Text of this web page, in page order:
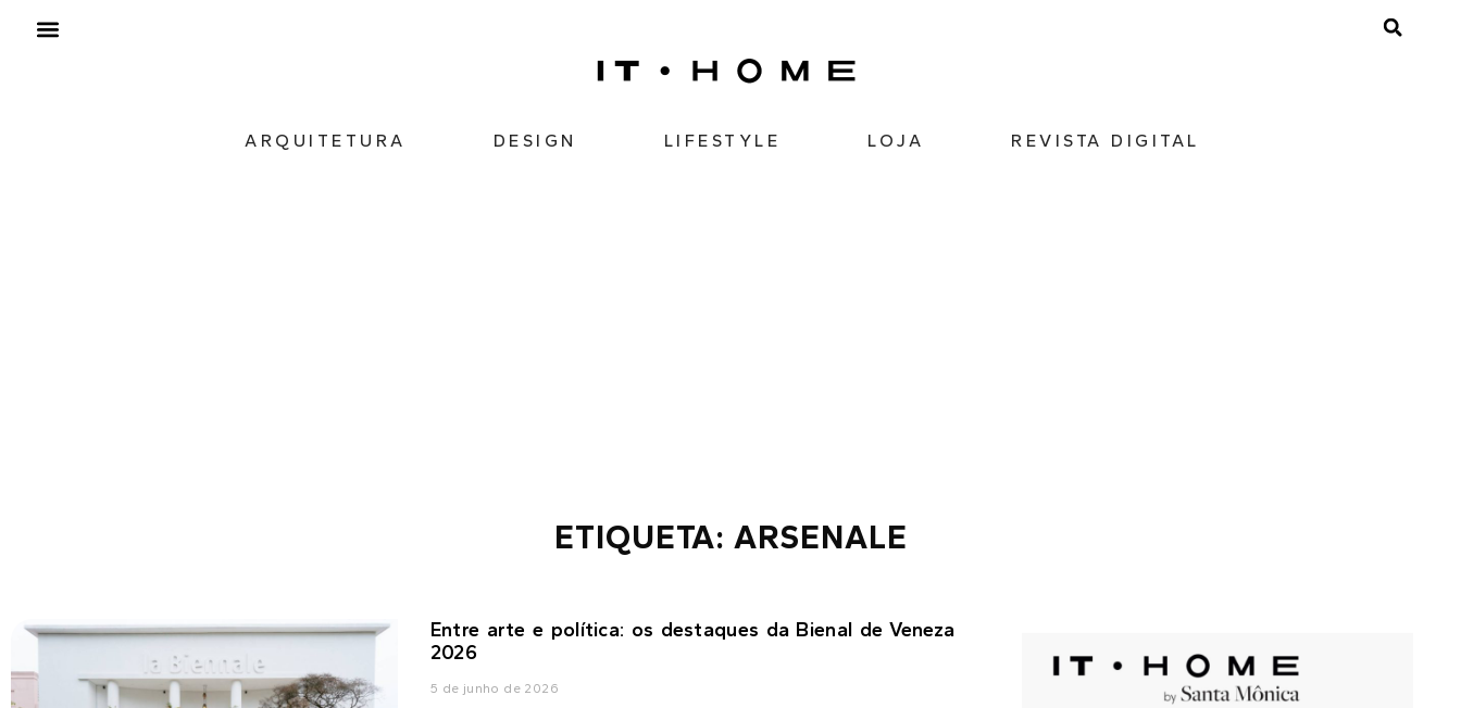
ARQUITETURA DESIGN LIFESTYLE LOJA REVISTA DIGITAL
ETIQUETA: ARSENALE
Entre arte e política: os destaques da Bienal de Veneza
2026
5 de junho de 2026